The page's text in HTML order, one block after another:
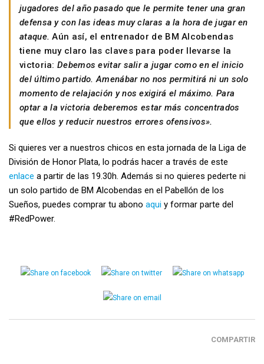
jugadores del año pasado que le permite tener una gran
defensa y con las ideas muy claras a la hora de jugar en
ataque.Aún así, el entrenador de BM Alcobendas
tiene muy claro las claves para poder llevarse la
victoria: Debemos evitar salir a jugar como en el inicio
del último partido. Amenábar no nos permitirá ni un solo
momento de relajación y nos exigirá el máximo. Para
optar a la victoria deberemos estar más concentrados
que ellos y reducir nuestros errores ofensivos».
Si quieres ver a nuestros chicos en esta jornada de la Liga de
División de Honor Plata, lo podrás hacer a través de este
enlace a partir de las 19.30h. Además si no quieres pederte ni
un solo partido de BM Alcobendas en el Pabellón de los
Sueños, puedes comprar tu abono aqui y formar parte del
#RedPower.
COMPARTIR